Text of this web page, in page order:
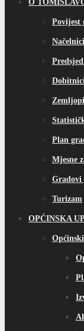
O
Povijest
Plan
Mjesne
Turizam
OPĆINSKA